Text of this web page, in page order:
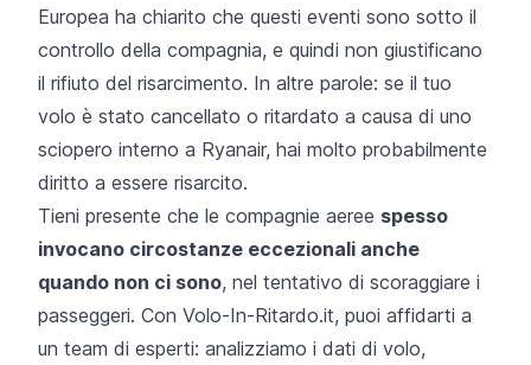
Europea ha chiarito che questi eventi sono sotto il
controllo della compagnia, e quindi non giustificano
il rifiuto del risarcimento. In altre parole: se il tuo
volo è stato cancellato o ritardato a causa di uno
sciopero interno a Ryanair, hai molto probabilmente
diritto a essere risarcito.
Tieni presente che le compagnie aeree spesso
invocano circostanze eccezionali anche
quando non ci sono, nel tentativo di scoraggiare i
passeggeri. Con Volo-In-Ritardo.it, puoi affidarti a
un team di esperti: analizziamo i dati di volo,